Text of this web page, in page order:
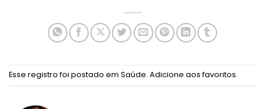
Esse registro foi postado em Saúde. Adicione aos favoritos.